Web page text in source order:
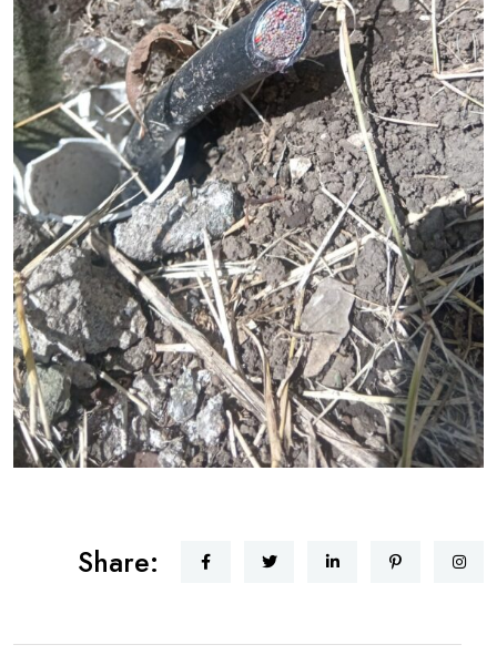
Share: